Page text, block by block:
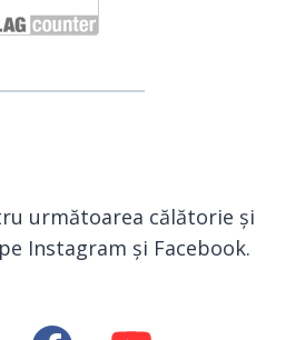
următoarea călătorie și
Instagram și Facebook.